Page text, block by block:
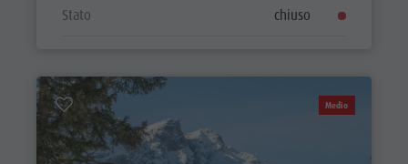
Stato chiuso
Medio